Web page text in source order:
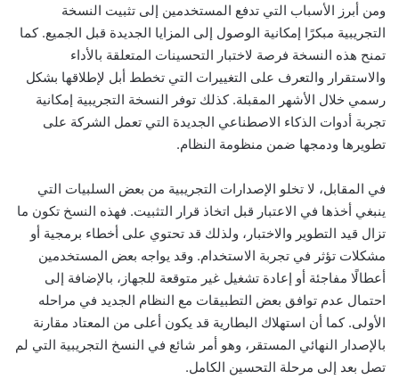
ومن أبرز الأسباب التي تدفع المستخدمين إلى تثبيت النسخة
التجريبية مبكرًا إمكانية الوصول إلى المزايا الجديدة قبل الجميع. كما
تمنح هذه النسخة فرصة لاختبار التحسينات المتعلقة بالأداء
والاستقرار والتعرف على التغييرات التي تخطط أبل لإطلاقها بشكل
رسمي خلال الأشهر المقبلة. كذلك توفر النسخة التجريبية إمكانية
تجربة أدوات الذكاء الاصطناعي الجديدة التي تعمل الشركة على
تطويرها ودمجها ضمن منظومة النظام.
في المقابل، لا تخلو الإصدارات التجريبية من بعض السلبيات التي
ينبغي أخذها في الاعتبار قبل اتخاذ قرار التثبيت. فهذه النسخ تكون ما
تزال قيد التطوير والاختبار، ولذلك قد تحتوي على أخطاء برمجية أو
مشكلات تؤثر في تجربة الاستخدام. وقد يواجه بعض المستخدمين
أعطالًا مفاجئة أو إعادة تشغيل غير متوقعة للجهاز، بالإضافة إلى
احتمال عدم توافق بعض التطبيقات مع النظام الجديد في مراحله
الأولى. كما أن استهلاك البطارية قد يكون أعلى من المعتاد مقارنة
بالإصدار النهائي المستقر، وهو أمر شائع في النسخ التجريبية التي لم
تصل بعد إلى مرحلة التحسين الكامل.